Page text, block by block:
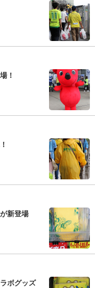
！
新登場
ボグッズ